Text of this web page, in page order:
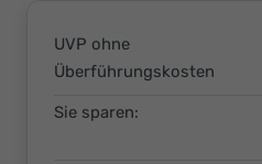
UVP ohne
Überführungskosten
Sie sparen: